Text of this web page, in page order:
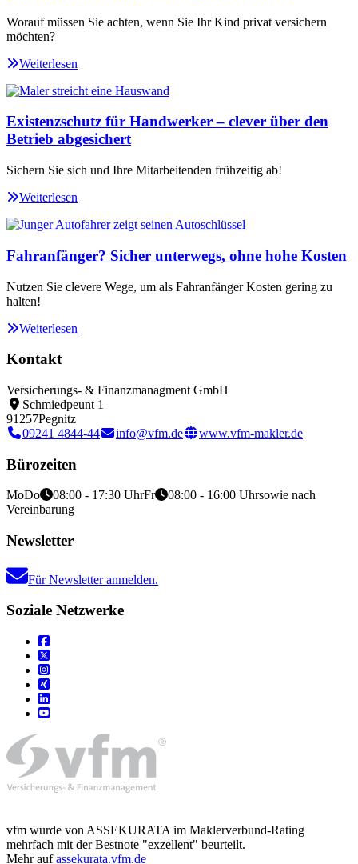
Worauf müssen Sie achten, wenn Sie Ihr Kind privat versichern
möchten?
Weiterlesen
Existenzschutz für Handwerker – clever über den
Betrieb abgesichert
Sichern Sie sich und Ihre Mitarbeitenden frühzeitig ab!
Weiterlesen
Fahranfänger? Sicher unterwegs, ohne hohe Kosten
Nutzen Sie clevere Wege, um als Fahranfänger Kosten gering zu
halten!
Weiterlesen
Kontakt
Versicherungs- & Finanzmanagment GmbH
Schmiedpeunt 1
91257Pegnitz
09241 4844-44
info@vfm.de www.vfm-makler.de
Bürozeiten
MoDo 08:00 - 17:30 UhrFr 08:00 - 16:00 Uhrsowie nach
Vereinbarung
Newsletter
Für Newsletter anmelden.
Soziale Netzwerke
vfm wurde von ASSEKURATA im Maklerverbund-Rating
mehrfach mit der Bestnote "exzellent" beurteilt.
Mehr aufassekurata.vfm.de